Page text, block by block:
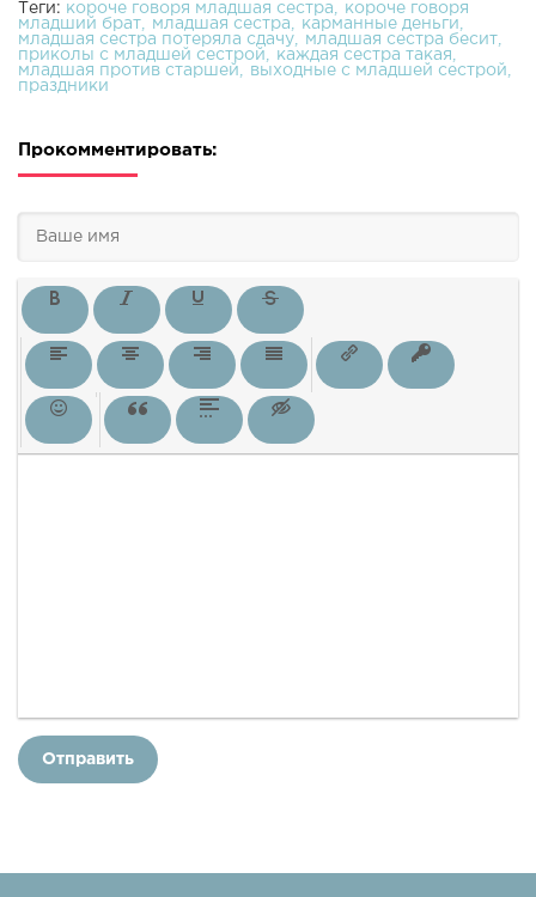
Теги: короче говоря младшая сестра
короче говоря
младший брат
младшая сестра
карманные деньги
младшая сестра потеряла сдачу
младшая сестра бесит
приколы с младшей сестрой
каждая сестра такая
младшая против старшей
выходные с младшей сестрой
праздники
Прокомментировать:
Отправить